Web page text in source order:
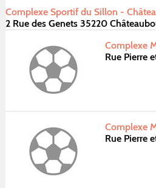
Complexe Sportif du Sillon -
2 Rue des Genets 35220
Complexe
Rue Pierre
Complexe
Rue Pierre